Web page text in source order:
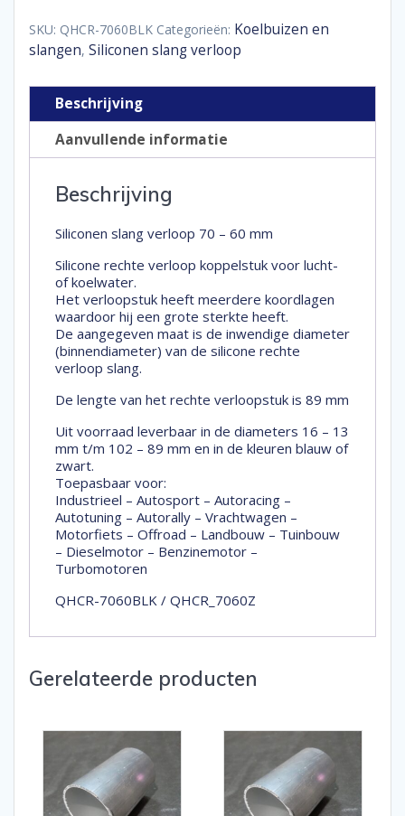
-
60
aantal
SKU: QHCR-7060BLK Categorieën: Koelbuizen en
slangen, Siliconen slang verloop
Beschrijving
Aanvullende informatie
Beschrijving
Siliconen slang verloop 70 – 60 mm
Silicone rechte verloop koppelstuk voor lucht-
of koelwater.
Het verloopstuk heeft meerdere koordlagen
waardoor hij een grote sterkte heeft.
De aangegeven maat is de inwendige diameter
(binnendiameter) van de silicone rechte
verloop slang.
De lengte van het rechte verloopstuk is 89 mm
Uit voorraad leverbaar in de diameters 16 – 13
mm t/m 102 – 89 mm en in de kleuren blauw of
zwart.
Toepasbaar voor:
Industrieel – Autosport – Autoracing –
Autotuning – Autorally – Vrachtwagen –
Motorfiets – Offroad – Landbouw – Tuinbouw
– Dieselmotor – Benzinemotor –
Turbomotoren
QHCR-7060BLK / QHCR_7060Z
Gerelateerde producten